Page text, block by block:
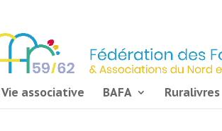
Vie associative BAFA Ruralivres